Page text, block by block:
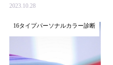
2023.10.28
16タイプパーソナルカラー診断